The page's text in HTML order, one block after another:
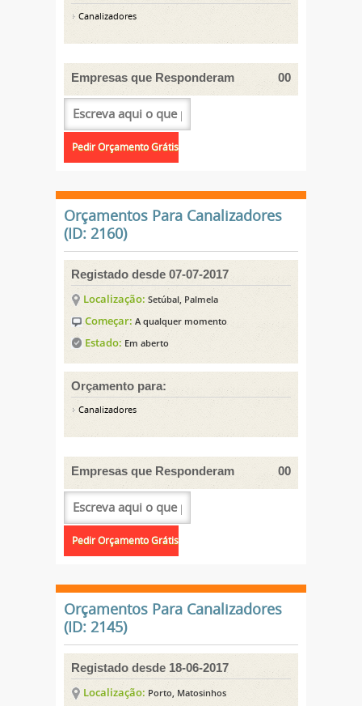
Canalizadores
Empresas que Responderam 00
Orçamentos Para Canalizadores
(ID: 2160)
Registado desde 07-07-2017
Localização: Setúbal, Palmela
Começar: A qualquer momento
Estado: Em aberto
Orçamento para:
Canalizadores
Empresas que Responderam 00
Orçamentos Para Canalizadores
(ID: 2145)
Registado desde 18-06-2017
Localização: Porto, Matosinhos